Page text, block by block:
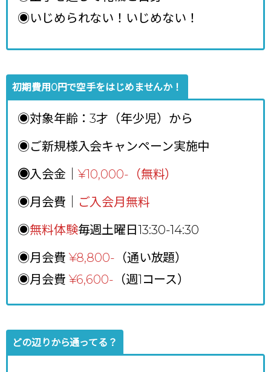
◉いじめられない！いじめない！
初期費用0円で空手をはじめませんか！
◉対象年齢：3才（年少児）から
◉ご新規様入会キャンペーン実施中
◉入会金｜ ¥10,000-（無料）
◉月会費｜
ご入会月無料
◉無料体験毎週土曜日13:30-14:30
◉月会費 ¥8,800- （通い放題）
◉月会費 ¥6,600- （週1コース）
どの辺りから通ってる？